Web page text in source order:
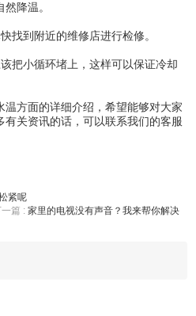
降温。
找到附近的维修店进行检修。
把小循环堵上，这样可以保证冷却
温方面的详细介绍，希望能够对大家
关资讯的话，可以联系我们的客服
紧呢
篇 : 家里的电视没有声音？我来帮你解决